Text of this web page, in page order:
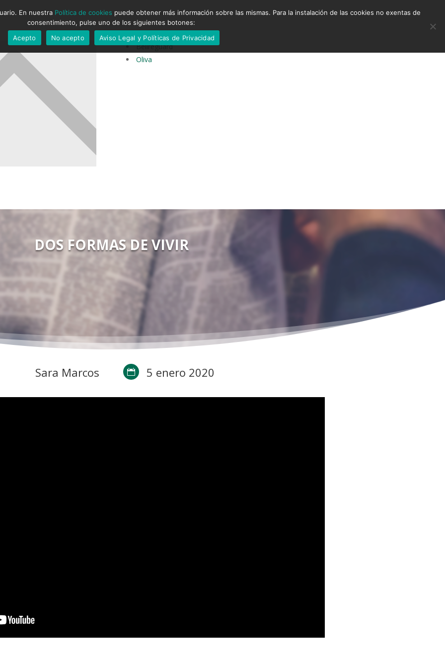
Bellreguard
Oliva
DOS FORMAS DE VIVIR
Sara Marcos  5 enero 2020
En nuestra Política de cookies puede obtener más información sobre las mismas. Para la instalación de las cookies no exentas de
consentimiento, pulse uno de los siguientes botones:
Acepto
No acepto Aviso Legal y Políticas de Privacidad